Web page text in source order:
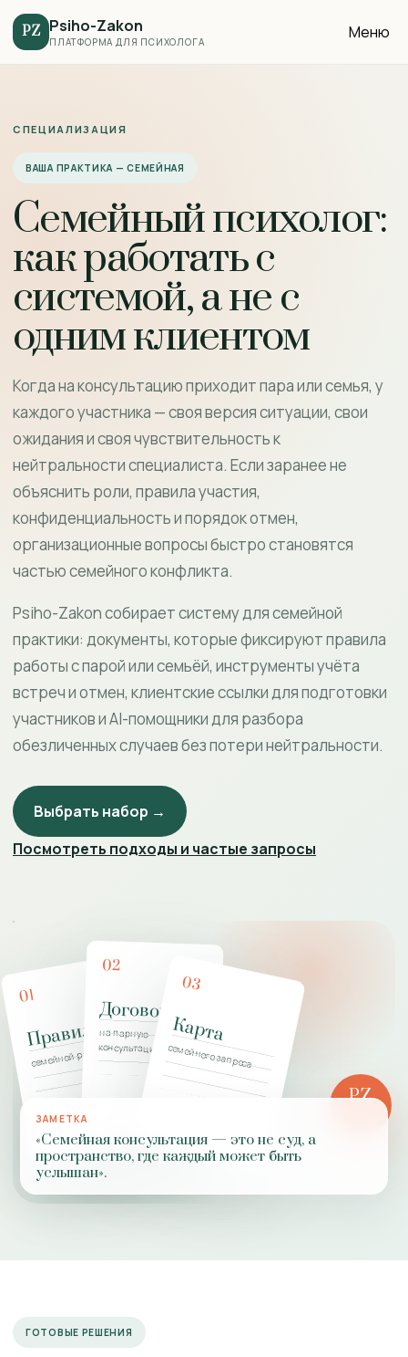
PZ Psiho-Zakon
ПЛАТФОРМА ДЛЯ ПСИХОЛОГА Меню
СПЕЦИАЛИЗАЦИЯ
ВАША ПРАКТИКА — СЕМЕЙНАЯ
Семейный психолог:
как работать с
системой, а не с
одним клиентом
Когда на консультацию приходит пара или семья, у
каждого участника — своя версия ситуации, свои
ожидания и своя чувствительность к
нейтральности специалиста. Если заранее не
объяснить роли, правила участия,
конфиденциальность и порядок отмен,
организационные вопросы быстро становятся
частью семейного конфликта.
Psiho-Zakon собирает систему для семейной
практики: документы, которые фиксируют правила
работы с парой или семьёй, инструменты учёта
встреч и отмен, клиентские ссылки для подготовки
участников и AI-помощники для разбора
обезличенных случаев без потери нейтральности.
Выбрать набор →
Посмотреть подходы и частые запросы
01
Правила
семейной работы
02
Договор
на парную
консультацию
03
Карта
семейного запроса
PZ
ЗАМЕТКА
«Семейная консультация — это не суд, а
пространство, где каждый может быть
услышан».
ГОТОВЫЕ РЕШЕНИЯ